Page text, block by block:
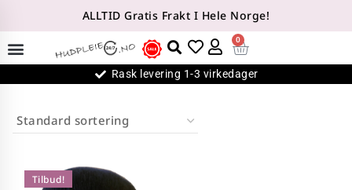
ALLTID Gratis Frakt I Hele Norge!
0
Rask levering 1-3 virkedager
Tilbud!